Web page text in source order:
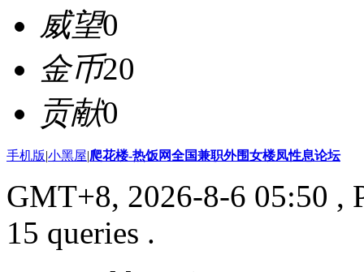
威望0
金币20
贡献0
手机版|小黑屋|爬花楼-热饭网全国兼职外围女楼凤性息论坛
GMT+8, 2026-8-6 05:50 ,
15 queries .